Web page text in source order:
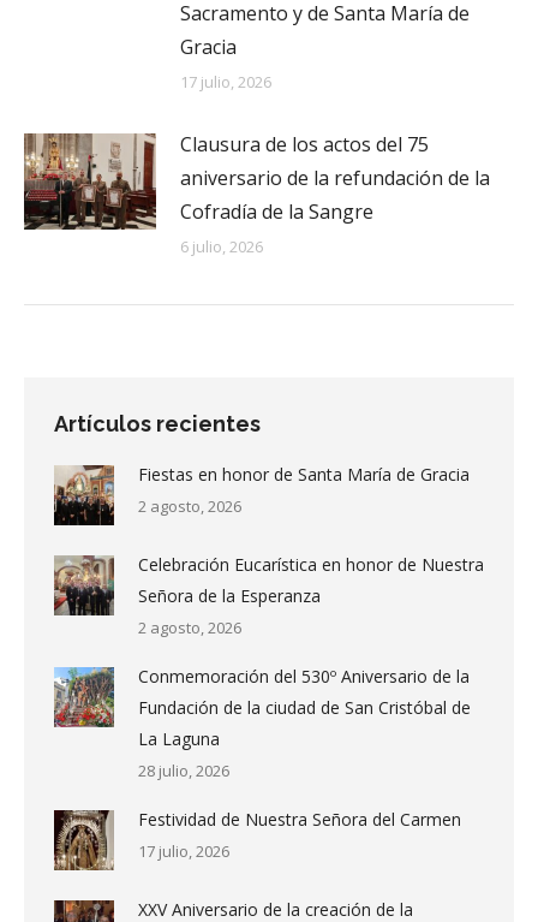
Sacramento y de Santa María de
Gracia
17 julio, 2026
Clausura de los actos del 75
aniversario de la refundación de la
Cofradía de la Sangre
6 julio, 2026
Artículos recientes
Fiestas en honor de Santa María de Gracia
2 agosto, 2026
Celebración Eucarística en honor de Nuestra
Señora de la Esperanza
2 agosto, 2026
Conmemoración del 530º Aniversario de la
Fundación de la ciudad de San Cristóbal de
La Laguna
28 julio, 2026
Festividad de Nuestra Señora del Carmen
17 julio, 2026
XXV Aniversario de la creación de la